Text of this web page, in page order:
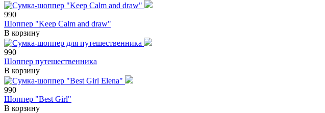
990
Шоппер "Keep Calm and draw"
В корзину
990
Шоппер путешественника
В корзину
990
Шоппер "Best Girl"
В корзину